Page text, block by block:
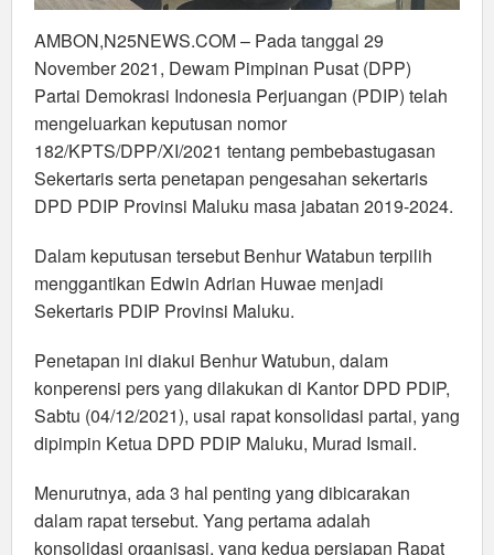
AMBON,N25NEWS.COM – Pada tanggal 29
November 2021, Dewam Pimpinan Pusat (DPP)
Partai Demokrasi Indonesia Perjuangan (PDIP) telah
mengeluarkan keputusan nomor
182/KPTS/DPP/XI/2021 tentang pembebastugasan
Sekertaris serta penetapan pengesahan sekertaris
DPD PDIP Provinsi Maluku masa jabatan 2019-2024.
Dalam keputusan tersebut Benhur Watabun terpilih
menggantikan Edwin Adrian Huwae menjadi
Sekertaris PDIP Provinsi Maluku.
Penetapan ini diakui Benhur Watubun, dalam
konperensi pers yang dilakukan di Kantor DPD PDIP,
Sabtu (04/12/2021), usai rapat konsolidasi partai, yang
dipimpin Ketua DPD PDIP Maluku, Murad Ismail.
Menurutnya, ada 3 hal penting yang dibicarakan
dalam rapat tersebut. Yang pertama adalah
konsolidasi organisasi, yang kedua persiapan Rapat